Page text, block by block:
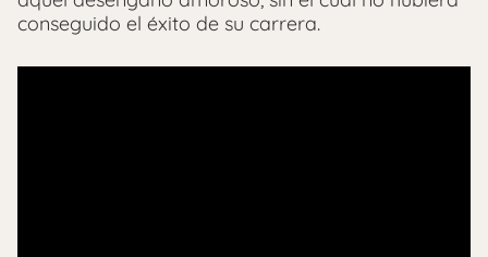
conseguido el éxito de su carrera.